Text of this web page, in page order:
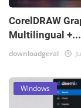
CorelDRAW
Multilingual +...
downloadgeral
Windows